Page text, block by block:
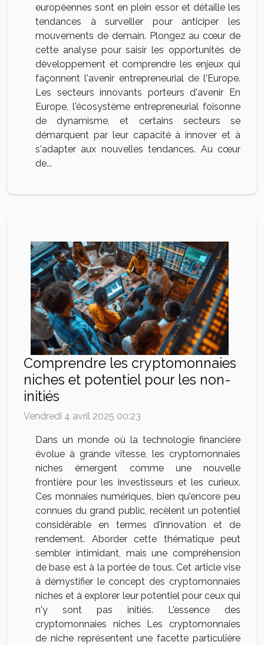
européennes sont en plein essor et détaille les
tendances à surveiller pour anticiper les
mouvements de demain. Plongez au cœur de
cette analyse pour saisir les opportunités de
développement et comprendre les enjeux qui
façonnent l'avenir entrepreneurial de l'Europe.
Les secteurs innovants porteurs d'avenir En
Europe, l'écosystème entrepreneurial foisonne
de dynamisme, et certains secteurs se
démarquent par leur capacité à innover et à
s'adapter aux nouvelles tendances. Au cœur
de...
Comprendre les cryptomonnaies
niches et potentiel pour les non-
initiés
Vendredi 4 avril 2025 00:23
Dans un monde où la technologie financière
évolue à grande vitesse, les cryptomonnaies
niches émergent comme une nouvelle
frontière pour les investisseurs et les curieux.
Ces monnaies numériques, bien qu'encore peu
connues du grand public, recèlent un potentiel
considérable en termes d'innovation et de
rendement. Aborder cette thématique peut
sembler intimidant, mais une compréhension
de base est à la portée de tous. Cet article vise
à démystifier le concept des cryptomonnaies
niches et à explorer leur potentiel pour ceux qui
n'y sont pas initiés. L'essence des
cryptomonnaies niches Les cryptomonnaies
de niche représentent une facette particulière